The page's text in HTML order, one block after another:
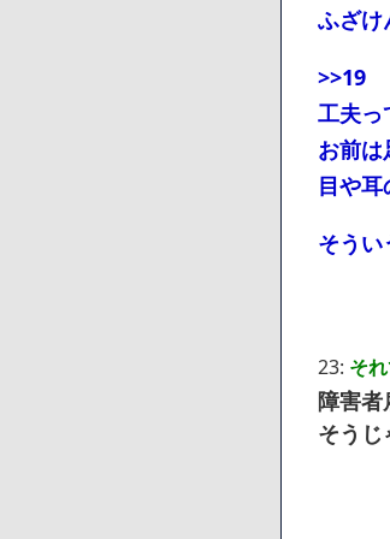
ふざけ
>>19
工夫っ
お前
目や
そうい
23: そ
障害者
そうじ